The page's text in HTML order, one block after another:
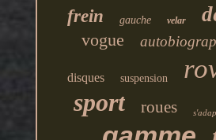
frein gauche velar
vogue
disques suspension
sport roues